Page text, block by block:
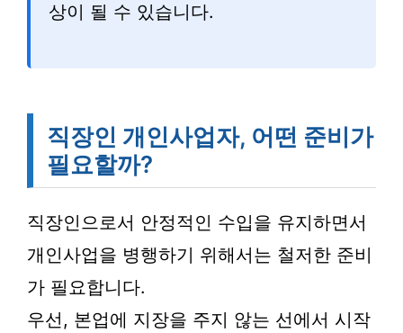
상이 될 수 있습니다.
직장인 개인사업자, 어떤 준비가
필요할까?
직장인으로서 안정적인 수입을 유지하면서
개인사업을 병행하기 위해서는 철저한 준비
가 필요합니다.
우선, 본업에 지장을 주지 않는 선에서 시작